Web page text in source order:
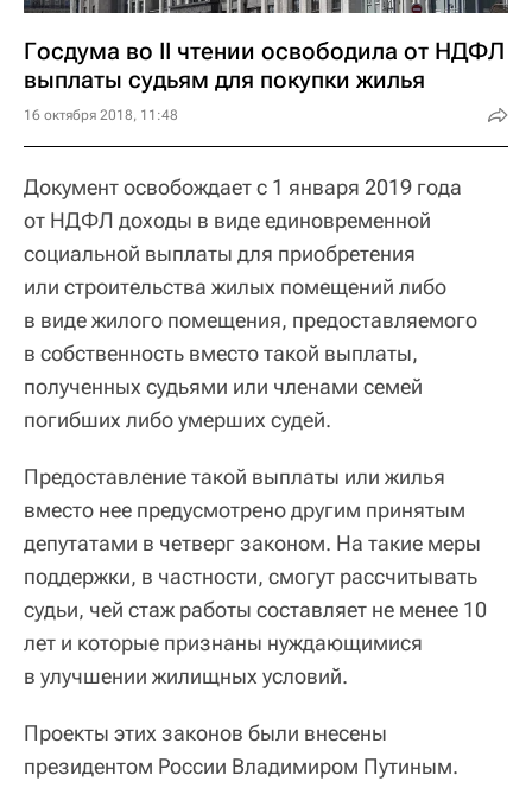
Госдума во II чтении освободила от НДФЛ
выплаты судьям для покупки жилья
16 октября 2018, 11:48
Документ освобождает с 1 января 2019 года
от НДФЛ доходы в виде единовременной
социальной выплаты для приобретения
или строительства жилых помещений либо
в виде жилого помещения, предоставляемого
в собственность вместо такой выплаты,
полученных судьями или членами семей
погибших либо умерших судей.
Предоставление такой выплаты или жилья
вместо нее предусмотрено другим принятым
депутатами в четверг законом. На такие меры
поддержки, в частности, смогут рассчитывать
судьи, чей стаж работы составляет не менее 10
лет и которые признаны нуждающимися
в улучшении жилищных условий.
Проекты этих законов были внесены
президентом России Владимиром Путиным.